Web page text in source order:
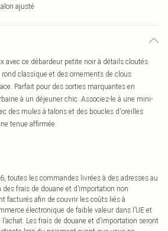
ajusté
avec ce débardeur petite noir à détails cloutés.
classique et des ornements de clous
Parfait pour des sorties marquantes en
à un déjeuner chic. Associez-le à une mini-
des mules à talons et des boucles d'oreilles
tenue affirmée.
toutes les commandes livrées à des adresses au
des frais de douane et d’importation non
facturés afin de couvrir les coûts liés à
électronique de faible valeur dans l’UE et
Les frais de douane et d’importation seront